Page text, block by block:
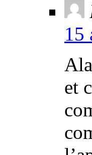
15
et